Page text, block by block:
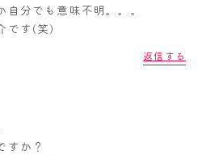
分でも意味不明。。。
です(笑)
返信する
すか？